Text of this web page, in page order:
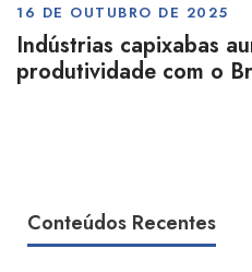
16 DE OUTUBRO DE 2025
Indústrias capixabas
produtividade com o
Conteúdos Recentes